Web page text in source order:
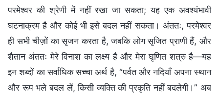
परमेश्वर की श्रेणी में नहीं रखा जा सकता; यह एक अवश्यंभावी
घटनाक्रम है और कोई भी इसे बदल नहीं सकता। अंततः, परमेश्वर
ही सभी चीज़ों का सृजन करता है, जबकि लोग सृजित प्राणी हैं, और
शैतान अंततः मेरे विनाश का लक्ष्य है और मेरा घृणित शत्रु है—यह
इन शब्दों का सर्वाधिक सच्चा अर्थ है, “पर्वत और नदियाँ अपना स्थान
और रूप भले बदल लें, किसी व्यक्ति की प्रकृति नहीं बदलेगी।” अब